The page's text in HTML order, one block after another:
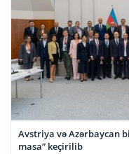
Avstriya və Azərbaycan
masa” keçirilib